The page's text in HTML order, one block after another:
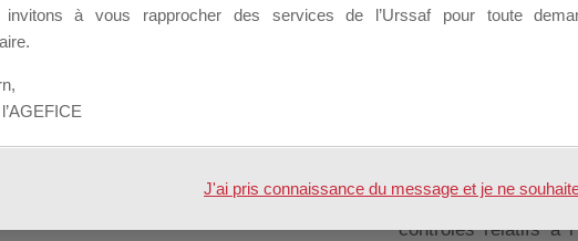
9 Les documents
9
La demande de
formation, les
portant la
contrôles relatifs à
à vous rapprocher des services de l’Urssaf pour toute
J'ai pris connaissance du message et je ne